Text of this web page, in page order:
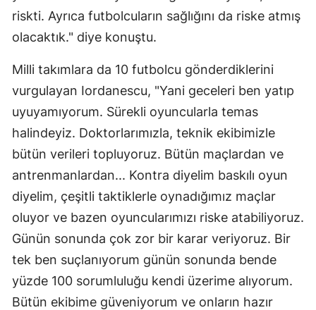
riskti. Ayrıca futbolcuların sağlığını da riske atmış
olacaktık." diye konuştu.
Milli takımlara da 10 futbolcu gönderdiklerini
vurgulayan Iordanescu, "Yani geceleri ben yatıp
uyuyamıyorum. Sürekli oyuncularla temas
halindeyiz. Doktorlarımızla, teknik ekibimizle
bütün verileri topluyoruz. Bütün maçlardan ve
antrenmanlardan... Kontra diyelim baskılı oyun
diyelim, çeşitli taktiklerle oynadığımız maçlar
oluyor ve bazen oyuncularımızı riske atabiliyoruz.
Günün sonunda çok zor bir karar veriyoruz. Bir
tek ben suçlanıyorum günün sonunda bende
yüzde 100 sorumluluğu kendi üzerime alıyorum.
Bütün ekibime güveniyorum ve onların hazır